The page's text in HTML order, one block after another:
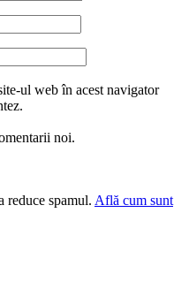
ul web în acest navigator
noi.
reduce spamul. Află cum sunt